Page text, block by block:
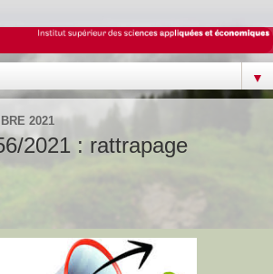
▼
2021
2021 : rattrapage